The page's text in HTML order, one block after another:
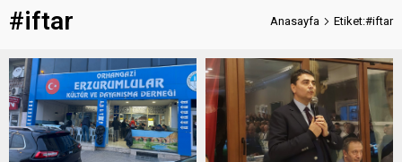
#iftar Anasayfa Etiket:#iftar